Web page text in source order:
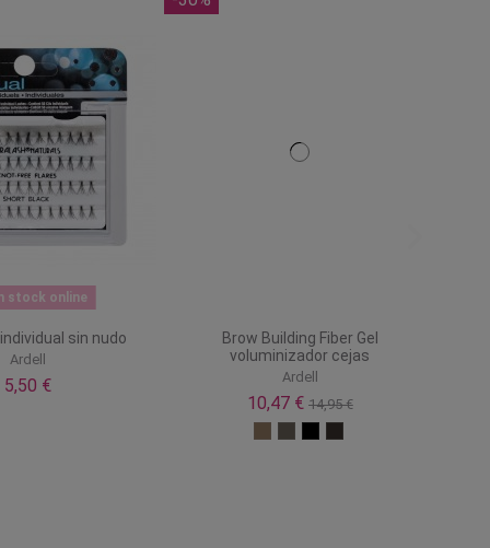
stock online
sin nudo
Ardell
5,50 €
Brow Building Fiber Gel
voluminizador cejas
Ardell
10,47 € 14,95 €